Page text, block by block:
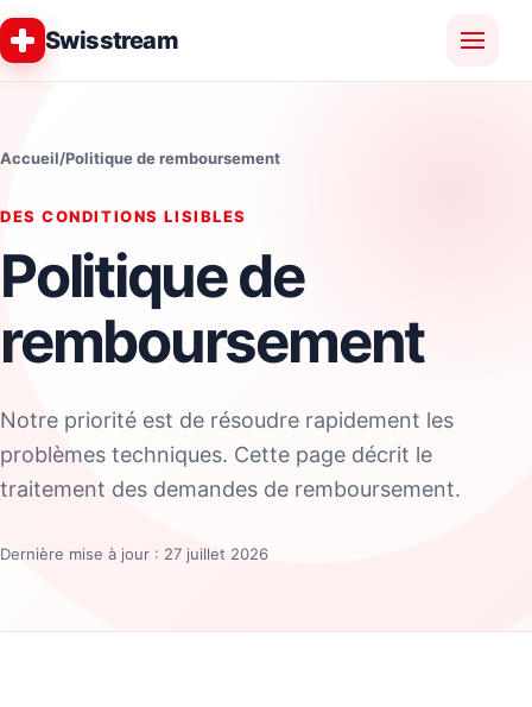
Swisstream
Accueil/Politique de remboursement
DES CONDITIONS LISIBLES
Politique de
remboursement
Notre priorité est de résoudre rapidement les
problèmes techniques. Cette page décrit le
traitement des demandes de remboursement.
Dernière mise à jour : 27 juillet 2026